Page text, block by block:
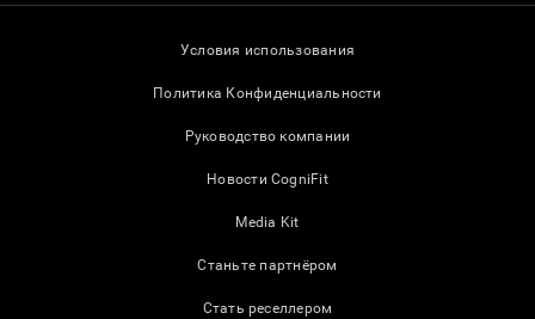
Условия использования
Политика Конфиденциальности
Руководство компании
Новости CogniFit
Media Kit
Станьте партнёром
Стать реселлером